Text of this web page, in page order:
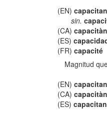
(EN)
sin.
(CA)
(ES)
(FR)capacité
Magnitud
(EN)
(CA)
(ES)